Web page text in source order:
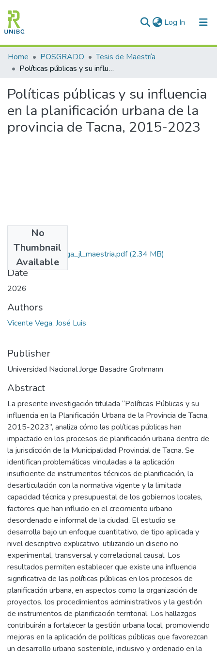
Log In (current)
Communities & Collections
All of DSpace
Statistics
Enviar tesis
Home POSGRADO
Tesis de Maestría
Políticas públicas y su influencia en la planificación urbana de la provincia de Tacna, 2015-2023
Políticas públicas y su influencia
en la planificación urbana de la
provincia de Tacna, 2015-2023
No
Thumbnail
Available
2026_vicente_vega_jl_maestria.pdf(2.34 MB)
Date
2026
Authors
Vicente Vega, José Luis
Publisher
Universidad Nacional Jorge Basadre Grohmann
Abstract
La presente investigación titulada “Políticas Públicas y su
influencia en la Planificación Urbana de la Provincia de Tacna,
2015-2023”, analiza cómo las políticas públicas han
impactado en los procesos de planificación urbana dentro de
la jurisdicción de la Municipalidad Provincial de Tacna. Se
identifican problemáticas vinculadas a la aplicación
insuficiente de instrumentos técnicos de planificación, la
desarticulación con la normativa vigente y la limitada
capacidad técnica y presupuestal de los gobiernos locales,
factores que han influido en el crecimiento urbano
desordenado e informal de la ciudad. El estudio se
desarrolla bajo un enfoque cuantitativo, de tipo aplicada y
nivel descriptivo explicativo, utilizando un diseño no
experimental, transversal y correlacional causal. Los
resultados permiten establecer que existe una influencia
significativa de las políticas públicas en los procesos de
planificación urbana, en aspectos como la organización de
proyectos, los procedimientos administrativos y la gestión
de instrumentos de planificación territorial. Los hallazgos
contribuirán a fortalecer la gestión urbana local, promoviendo
mejoras en la aplicación de políticas públicas que favorezcan
un desarrollo urbano sostenible, inclusivo y ordenado en la